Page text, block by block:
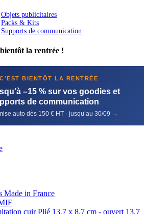
Objets publicitaires
Packs & Kits
Supports de communication
la rentrée !
BIENTÔT LA RENTRÉE
–15 % sur vos goodies et
de communication
auto dès 150 € HT · jusqu’au 30/09 →
Made in France
cuir Plié 13,7 x 8,7 cm - ouvert 13,7